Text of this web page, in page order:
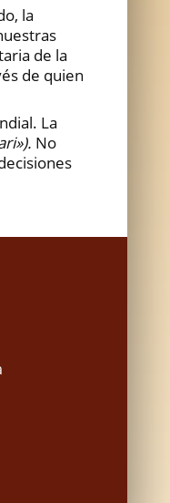
la
de la
de quien
La
No